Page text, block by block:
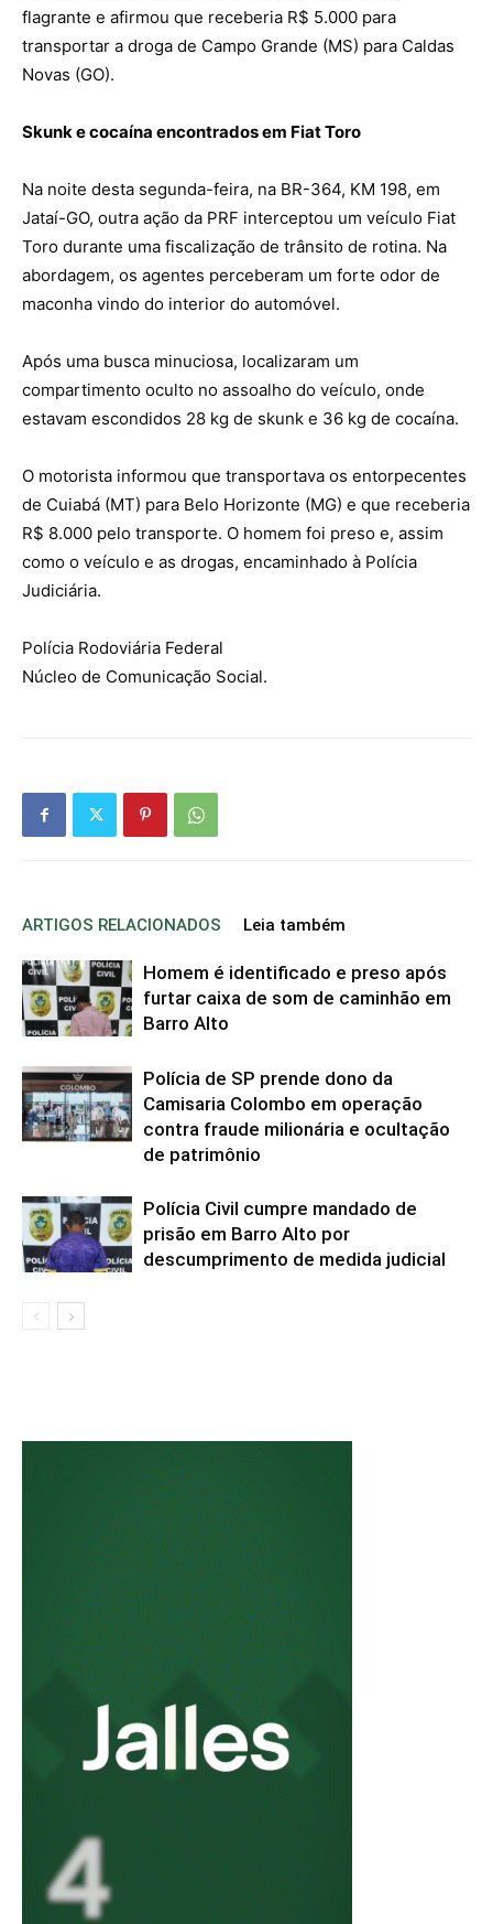
flagrante e afirmou que receberia R$ 5.000 para
transportar a droga de Campo Grande (MS) para Caldas
Novas (GO).
Skunk e cocaína encontrados em Fiat Toro
Na noite desta segunda-feira, na BR-364, KM 198, em
Jataí-GO, outra ação da PRF interceptou um veículo Fiat
Toro durante uma fiscalização de trânsito de rotina. Na
abordagem, os agentes perceberam um forte odor de
maconha vindo do interior do automóvel.
Após uma busca minuciosa, localizaram um
compartimento oculto no assoalho do veículo, onde
estavam escondidos 28 kg de skunk e 36 kg de cocaína.
O motorista informou que transportava os entorpecentes
de Cuiabá (MT) para Belo Horizonte (MG) e que receberia
R$ 8.000 pelo transporte. O homem foi preso e, assim
como o veículo e as drogas, encaminhado à Polícia
Judiciária.
Polícia Rodoviária Federal
Núcleo de Comunicação Social.
ARTIGOS RELACIONADOS Leia também
Homem é identificado e preso após
furtar caixa de som de caminhão em
Barro Alto
Polícia de SP prende dono da
Camisaria Colombo em operação
contra fraude milionária e ocultação
de patrimônio
Polícia Civil cumpre mandado de
prisão em Barro Alto por
descumprimento de medida judicial